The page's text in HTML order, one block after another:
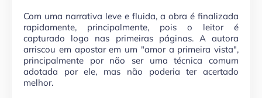
Com uma narrativa leve e fluida, a obra é finalizada
rapidamente, principalmente, pois o leitor é
capturado logo nas primeiras páginas. A autora
arriscou em apostar em um "amor a primeira vista",
principalmente por não ser uma técnica comum
adotada por ele, mas não poderia ter acertado
melhor.